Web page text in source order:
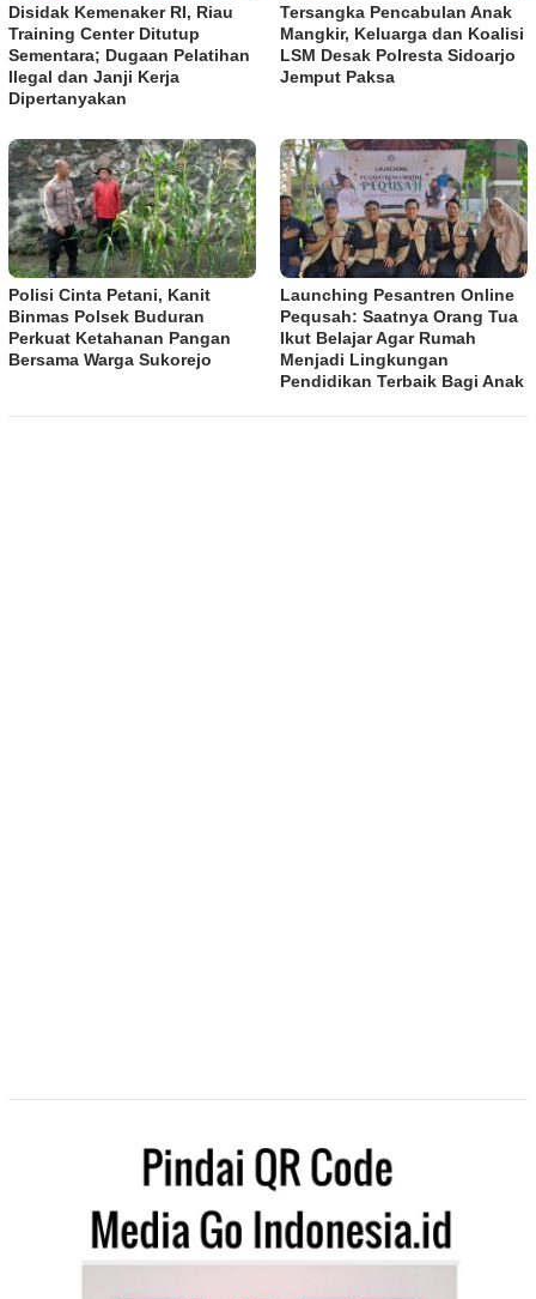
Disidak Kemenaker RI, Riau
Training Center Ditutup
Sementara; Dugaan Pelatihan
Ilegal dan Janji Kerja
Dipertanyakan
Tersangka Pencabulan Anak
Mangkir, Keluarga dan Koalisi
LSM Desak Polresta Sidoarjo
Jemput Paksa
Polisi Cinta Petani, Kanit
Binmas Polsek Buduran
Perkuat Ketahanan Pangan
Bersama Warga Sukorejo
Launching Pesantren Online
Pequsah: Saatnya Orang Tua
Ikut Belajar Agar Rumah
Menjadi Lingkungan
Pendidikan Terbaik Bagi Anak